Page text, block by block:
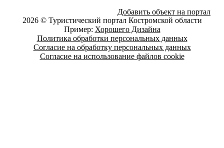
Добавить объект на портал
2026 © Туристический портал Костромской области
Пример: Хорошего Дизайна
Политика обработки персональных данных
Согласие на обработку персональных данных
Согласие на использование файлов cookie